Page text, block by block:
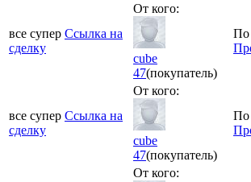
все супер Ссылка на
сделку
От кого:
cube
47(покупатель)
По
все супер Ссылка на
сделку
От кого:
cube
47(покупатель)
По
От кого: